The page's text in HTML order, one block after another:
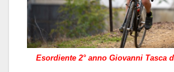
Esordiente 2° anno Giovanni Tasca